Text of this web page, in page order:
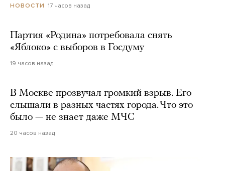
НОВОСТИ 17 часов назад
Партия «Родина» потребовала снять
«Яблоко» с выборов в Госдуму
19 часов назад
В Москве прозвучал громкий взрыв. Его
слышали в разных частях города. Что это
было — не знает даже МЧС
20 часов назад